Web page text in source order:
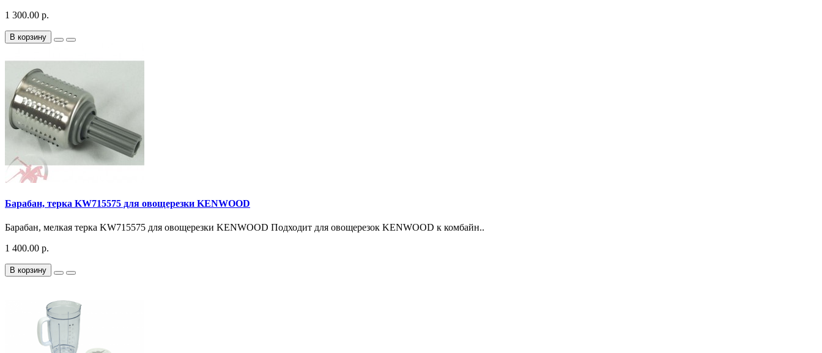
1 300.00 р.
В корзину
Барабан, терка KW715575 для овощерезки KENWOOD
Барабан, мелкая терка KW715575 для овощерезки KENWOOD Подходит для овощерезок KENWOOD к комбайн..
1 400.00 р.
В корзину